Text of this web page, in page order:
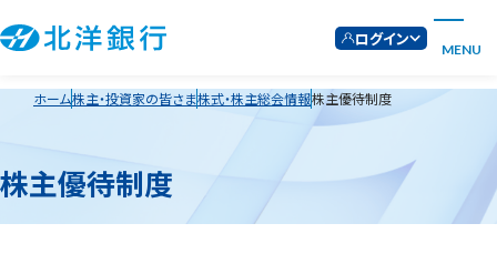
ログイン
MENU
ホーム株主・投資家の皆さま株式・株主総会情報株主優待制度
株主優待制度